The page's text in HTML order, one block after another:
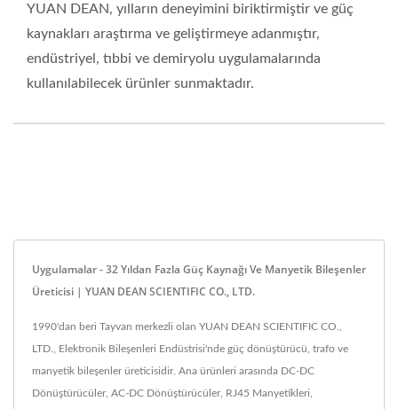
YUAN DEAN, yılların deneyimini biriktirmiştir ve güç
kaynakları araştırma ve geliştirmeye adanmıştır,
endüstriyel, tıbbi ve demiryolu uygulamalarında
kullanılabilecek ürünler sunmaktadır.
Uygulamalar - 32 Yıldan Fazla Güç Kaynağı Ve Manyetik Bileşenler
Üreticisi | YUAN DEAN SCIENTIFIC CO., LTD.
1990'dan beri Tayvan merkezli olan YUAN DEAN SCIENTIFIC CO.,
LTD., Elektronik Bileşenleri Endüstrisi'nde güç dönüştürücü, trafo ve
manyetik bileşenler üreticisidir. Ana ürünleri arasında DC-DC
Dönüştürücüler, AC-DC Dönüştürücüler, RJ45 Manyetikleri,